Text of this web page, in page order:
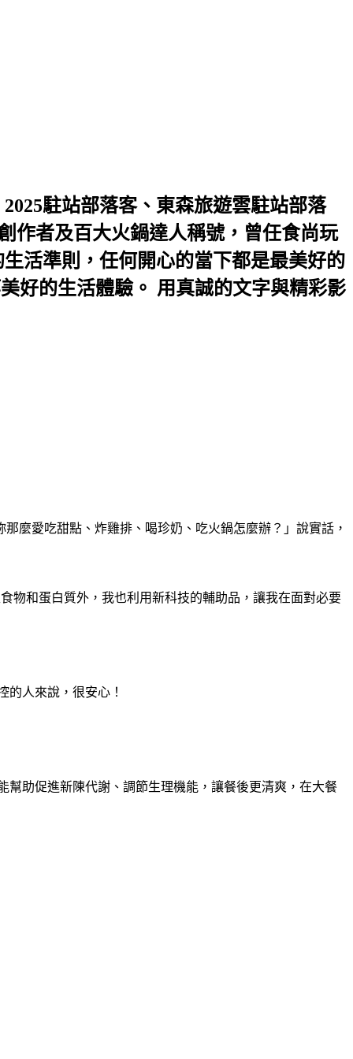
駐站部落客、東森旅遊雲駐站部落
作者及百大火鍋達人稱號，曾任食尚玩
活準則，任何開心的當下都是最美好的
好的生活體驗。 用真誠的文字與精彩影
麼愛吃甜點、炸雞排、喝珍奶、吃火鍋怎麼辦？」說實話，
物和蛋白質外，我也利用新科技的輔助品，讓我在面對必要
的人來說，很安心！
助促進新陳代謝、調節生理機能，讓餐後更清爽，在大餐